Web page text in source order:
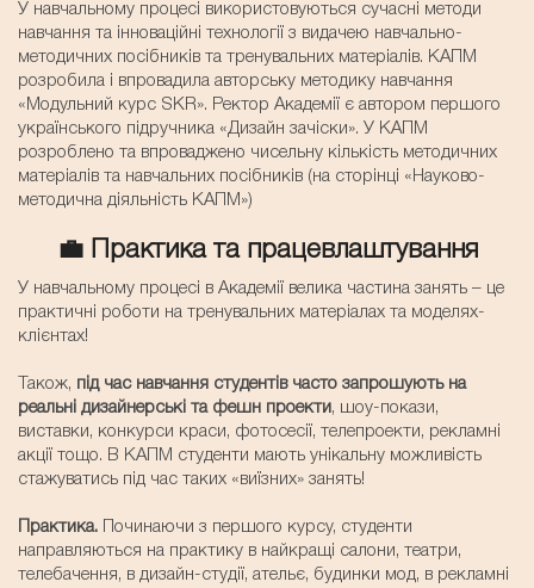
У навчальному процесі використовуються сучасні методи
навчання та інноваційні технології з видачею навчально-
методичних посібників та тренувальних матеріалів. КАПМ
розробила і впровадила авторську методику навчання
«Модульний курс SKR». Ректор Академії є автором першого
українського підручника «Дизайн зачіски». У КАПМ
розроблено та впроваджено чисельну кількість методичних
матеріалів та навчальних посібників (на сторінці «Науково-
методична діяльність КАПМ»)
💼 Практика та працевлаштування
У навчальному процесі в Академії велика частина занять – це
практичні роботи на тренувальних матеріалах та моделях-
клієнтах!
Також, під час навчання студентів часто запрошують на
реальні дизайнерські та фешн проекти, шоу-покази,
виставки, конкурси краси, фотосесії, телепроекти, рекламні
акції тощо. В КАПМ студенти мають унікальну можливість
стажуватись під час таких «виїзних» занять!
Практика. Починаючи з першого курсу, студенти
направляються на практику в найкращі салони, театри,
телебачення, в дизайн-студії, ательє, будинки мод, в рекламні